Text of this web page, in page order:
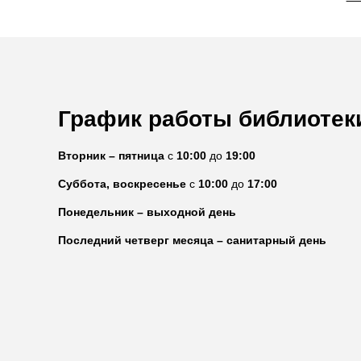
График работы
Вторник – пятница с 10:00 до 19:00
Суббота, воскресенье с 10:00 до 17:00
Понедельник – выходной день
Последний четверг месяца – санитарный день